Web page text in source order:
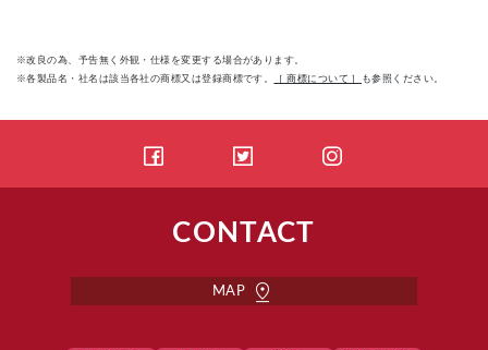
※改良の為、予告無く外観・仕様を変更する場合があります。
※各製品名・社名は該当各社の商標又は登録商標です。
［ 商標について ］ も参照ください。
CONTACT
MAP pin_drop